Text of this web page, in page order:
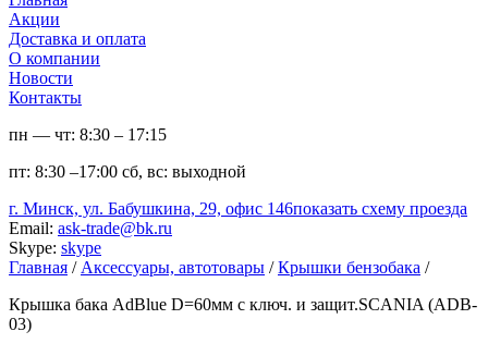
Акции
Доставка и оплата
О компании
Новости
Контакты
пн — чт: 8:30 – 17:15
пт: 8:30 –17:00 сб, вс: выходной
г. Минск, ул. Бабушкина, 29, офис 146показать схему проезда
Email: ask-trade@bk.ru
Skype: skype
Главная / Аксессуары, автотовары / Крышки бензобака /
Крышка бака AdBlue D=60мм с ключ. и защит.SCANIA (ADB-
03)